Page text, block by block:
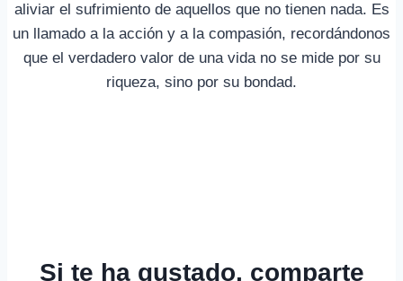
aliviar el sufrimiento de aquellos que no tienen nada. Es
un llamado a la acción y a la compasión, recordándonos
que el verdadero valor de una vida no se mide por su
riqueza, sino por su bondad.
Si te ha gustado, comparte